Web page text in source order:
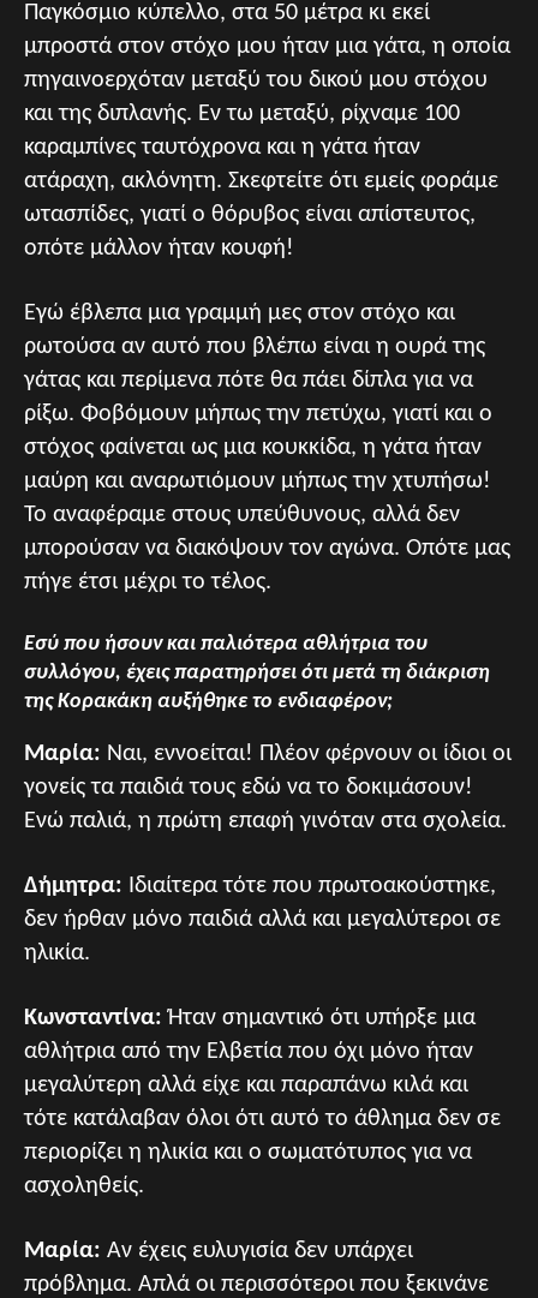
Παγκόσμιο κύπελλο, στα 50 μέτρα κι εκεί
μπροστά στον στόχο μου ήταν μια γάτα, η οποία
πηγαινοερχόταν μεταξύ του δικού μου στόχου
και της διπλανής. Εν τω μεταξύ, ρίχναμε 100
καραμπίνες ταυτόχρονα και η γάτα ήταν
ατάραχη, ακλόνητη. Σκεφτείτε ότι εμείς φοράμε
ωτασπίδες, γιατί ο θόρυβος είναι απίστευτος,
οπότε μάλλον ήταν κουφή!
Εγώ έβλεπα μια γραμμή μες στον στόχο και
ρωτούσα αν αυτό που βλέπω είναι η ουρά της
γάτας και περίμενα πότε θα πάει δίπλα για να
ρίξω. Φοβόμουν μήπως την πετύχω, γιατί και ο
στόχος φαίνεται ως μια κουκκίδα, η γάτα ήταν
μαύρη και αναρωτιόμουν μήπως την χτυπήσω!
Το αναφέραμε στους υπεύθυνους, αλλά δεν
μπορούσαν να διακόψουν τον αγώνα. Οπότε μας
πήγε έτσι μέχρι το τέλος.
Εσύ που ήσουν και παλιότερα αθλήτρια του
συλλόγου, έχεις παρατηρήσει ότι μετά τη διάκριση
της Κορακάκη αυξήθηκε το ενδιαφέρον;
Μαρία: Ναι, εννοείται! Πλέον φέρνουν οι ίδιοι οι
γονείς τα παιδιά τους εδώ να το δοκιμάσουν!
Ενώ παλιά, η πρώτη επαφή γινόταν στα σχολεία.
Δήμητρα: Ιδιαίτερα τότε που πρωτοακούστηκε,
δεν ήρθαν μόνο παιδιά αλλά και μεγαλύτεροι σε
ηλικία.
Κωνσταντίνα: Ήταν σημαντικό ότι υπήρξε μια
αθλήτρια από την Ελβετία που όχι μόνο ήταν
μεγαλύτερη αλλά είχε και παραπάνω κιλά και
τότε κατάλαβαν όλοι ότι αυτό το άθλημα δεν σε
περιορίζει η ηλικία και ο σωματότυπος για να
ασχοληθείς.
Μαρία: Αν έχεις ευλυγισία δεν υπάρχει
πρόβλημα. Απλά οι περισσότεροι που ξεκινάνε